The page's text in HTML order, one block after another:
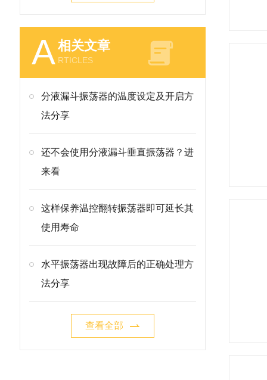
A相关文章
RTICLES
分液漏斗振荡器的温度设定及开启方
法分享
还不会使用分液漏斗垂直振荡器？进
来看
这样保养温控翻转振荡器即可延长其
使用寿命
水平振荡器出现故障后的正确处理方
法分享
查看全部